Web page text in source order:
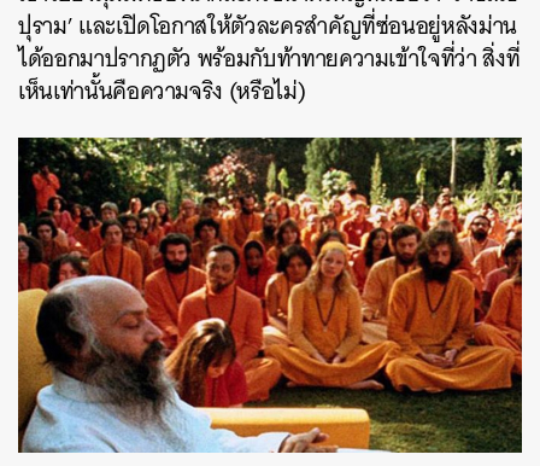
ปุราม’ และเปิดโอกาสให้ตัวละครสำคัญที่ซ่อนอยู่หลังม่าน
ได้ออกมาปรากฏตัว พร้อมกับท้าทายความเข้าใจที่ว่า สิ่งที่
เห็นเท่านั้นคือความจริง (หรือไม่)